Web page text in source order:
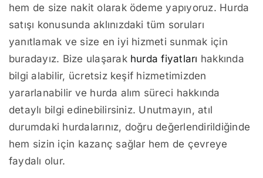
hem de size nakit olarak ödeme yapıyoruz. Hurda
satışı konusunda aklınızdaki tüm soruları
yanıtlamak ve size en iyi hizmeti sunmak için
buradayız. Bize ulaşarak hurda fiyatları hakkında
bilgi alabilir, ücretsiz keşif hizmetimizden
yararlanabilir ve hurda alım süreci hakkında
detaylı bilgi edinebilirsiniz. Unutmayın, atıl
durumdaki hurdalarınız, doğru değerlendirildiğinde
hem sizin için kazanç sağlar hem de çevreye
faydalı olur.